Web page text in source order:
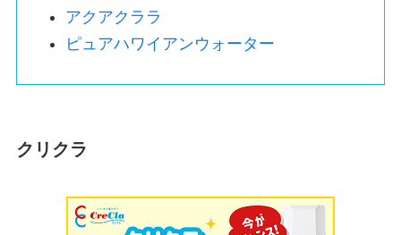
アクアクララ
ピュアハワイアンウォーター
クリクラ